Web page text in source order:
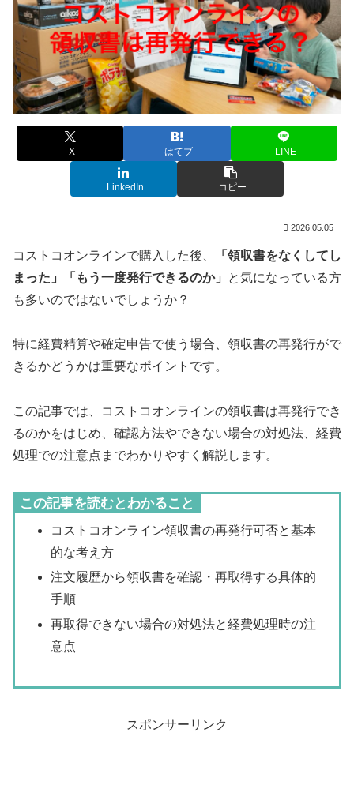
X はてブ LINE
LinkedIn コピー
2026.05.05
コストコオンラインで購入した後、
「領収書をなくしてし
まった」「もう一度発行できるのか」
と気になっている方
も多いのではないでしょうか？
特に経費精算や確定申告で使う場合、領収書の再発行がで
きるかどうかは重要なポイントです。
この記事では、コストコオンラインの領収書は再発行でき
るのかをはじめ、確認方法やできない場合の対処法、経費
処理での注意点までわかりやすく解説します。
この記事を読むとわかること
コストコオンライン領収書の再発行可否と基本
的な考え方
注文履歴から領収書を確認・再取得する具体的
手順
再取得できない場合の対処法と経費処理時の注
意点
スポンサーリンク